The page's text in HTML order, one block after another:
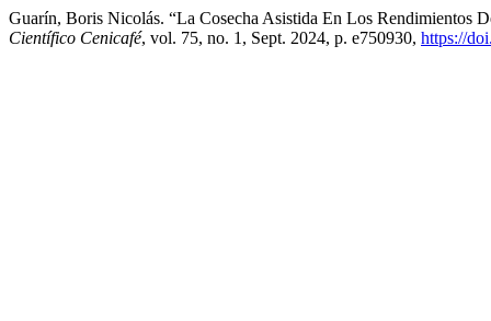
Guarín, Boris Nicolás. “La Cosecha Asistida En Los Rendimientos
Científico Cenicafé, vol. 75, no. 1, Sept. 2024, p. e750930, https://